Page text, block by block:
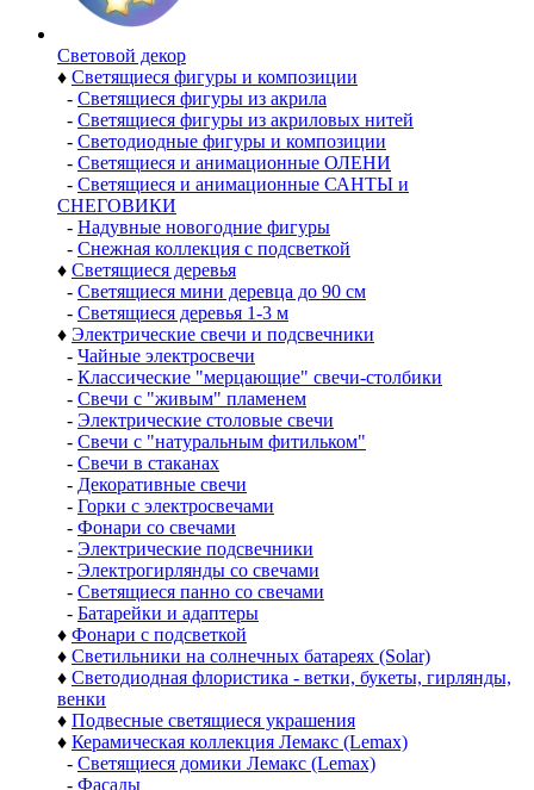
Световой декор
♦ Светящиеся фигуры и композиции
- Светящиеся фигуры из акрила
- Светящиеся фигуры из акриловых нитей
- Светодиодные фигуры и композиции
- Светящиеся и анимационные ОЛЕНИ
- Светящиеся и анимационные САНТЫ и
СНЕГОВИКИ
- Надувные новогодние фигуры
- Снежная коллекция с подсветкой
♦ Светящиеся деревья
- Светящиеся мини деревца до 90 см
- Светящиеся деревья 1-3 м
♦ Электрические свечи и подсвечники
- Чайные электросвечи
- Классические "мерцающие" свечи-столбики
- Свечи с "живым" пламенем
- Электрические столовые свечи
- Свечи с "натуральным фитильком"
- Свечи в стаканах
- Декоративные свечи
- Горки с электросвечами
- Фонари со свечами
- Электрические подсвечники
- Электрогирлянды со свечами
- Светящиеся панно со свечами
- Батарейки и адаптеры
♦ Фонари с подсветкой
♦ Светильники на солнечных батареях (Solar)
♦ Светодиодная флористика - ветки, букеты, гирлянды,
венки
♦ Подвесные светящиеся украшения
♦ Керамическая коллекция Лемакс (Lemax)
- Светящиеся домики Лемакс (Lemax)
- Фасады